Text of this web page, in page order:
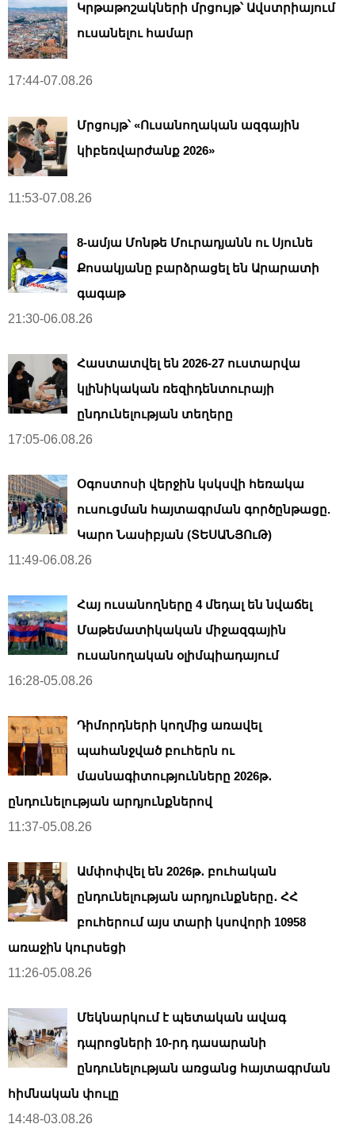
Կրթաթոշակների մրցույթ՝ Ավստրիայում
ուսանելու համար
17:44-07.08.26
Մրցույթ՝ «Ուսանողական ազգային
կիբեռվարժանք 2026»
11:53-07.08.26
8-ամյա Մոնթե Մուրադյանն ու Սյունե
Քոսակյանը բարձրացել են Արարատի
գագաթ
21:30-06.08.26
Հաստատվել են 2026-27 ուստարվա
կլինիկական ռեզիդենտուրայի
ընդունելության տեղերը
17:05-06.08.26
Օգոստոսի վերջին կսկսվի հեռակա
ուսուցման հայտագրման գործընթացը.
Կարո Նասիբյան (ՏԵՍԱՆՅՈւԹ)
11:49-06.08.26
Հայ ուսանողները 4 մեդալ են նվաճել
Մաթեմատիկական միջազգային
ուսանողական օլիմպիադայում
16:28-05.08.26
Դիմորդների կողմից առավել
պահանջված բուհերն ու
մասնագիտությունները 2026թ․
ընդունելության արդյունքներով
11:37-05.08.26
Ամփոփվել են 2026թ․ բուհական
ընդունելության արդյունքները․ ՀՀ
բուհերում այս տարի կսովորի 10958
առաջին կուրսեցի
11:26-05.08.26
Մեկնարկում է պետական ավագ
դպրոցների 10-րդ դասարանի
ընդունելության առցանց հայտագրման
հիմնական փուլը
14:48-03.08.26